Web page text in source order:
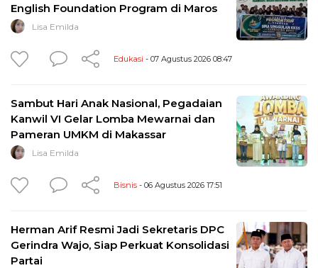
English Foundation Program di Maros
Lisa Emilda
Edukasi - 07 Agustus 2026 08:47
Sambut Hari Anak Nasional, Pegadaian
Kanwil VI Gelar Lomba Mewarnai dan
Pameran UMKM di Makassar
Lisa Emilda
Bisnis - 06 Agustus 2026 17:51
Herman Arif Resmi Jadi Sekretaris DPC
Gerindra Wajo, Siap Perkuat Konsolidasi
Partai